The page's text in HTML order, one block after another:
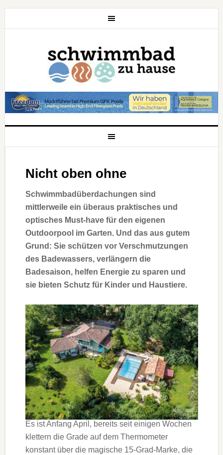
Nicht oben ohne
Schwimmbadüberdachungen sind
mittlerweile ein überaus praktisches und
optisches Must-have für den eigenen
Outdoorpool im Garten. Und das aus gutem
Grund: Sie schützen vor Verschmutzungen
des Badewassers, verlängern die
Badesaison, helfen Energie zu sparen und
sie bieten Schutz für Kinder und Haustiere.
Es ist Anfang April, bereits seit einigen Wochen
klettern die Grade auf dem Thermometer
konstant über die magische 15-Grad-Marke, die